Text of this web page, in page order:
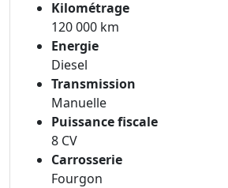
Kilométrage
120 000 km
Energie
Diesel
Transmission
Manuelle
Puissance fiscale
8 CV
Carrosserie
Fourgon